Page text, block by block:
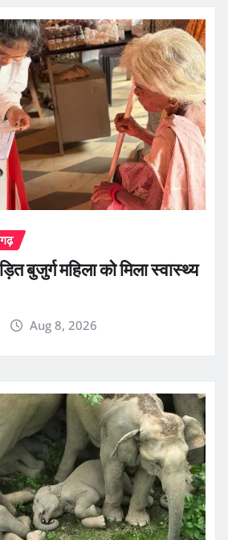
बुजुर्ग महिला को मिला स्वास्थ्य
Aug 8, 2026